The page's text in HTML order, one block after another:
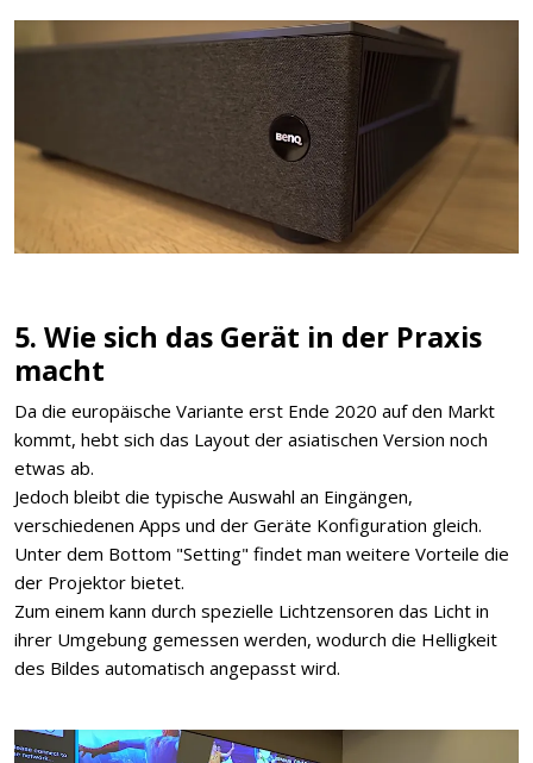
5. Wie sich das Gerät in der Praxis
macht
Da die europäische Variante erst Ende 2020 auf den Markt
kommt, hebt sich das Layout der asiatischen Version noch
etwas ab.
Jedoch bleibt die typische Auswahl an Eingängen,
verschiedenen Apps und der Geräte Konfiguration gleich.
Unter dem Bottom "Setting" findet man weitere Vorteile die
der Projektor bietet.
Zum einem kann durch spezielle Lichtzensoren das Licht in
ihrer Umgebung gemessen werden, wodurch die Helligkeit
des Bildes automatisch angepasst wird.